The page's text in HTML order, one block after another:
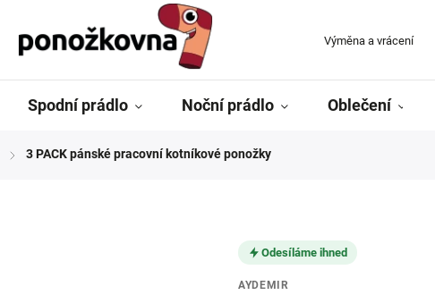
Výměna a vrácení
Spodní prádlo Noční prádlo Oblečení
/ 3 PACK pánské pracovní kotníkové ponožky
Odesíláme ihned
AYDEMIR